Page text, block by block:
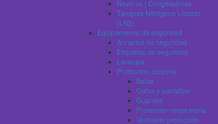
Neveras | Congeladores
Tanques Nitrógeno Líquido
(LN2)
Equipamiento de seguridad
Armarios de seguridad
Etiquetas de seguridad
Lavaojos
Protección corporal
Batas
Gafas y pantallas
Guantes
Protección respiratoria
Vestuario protección